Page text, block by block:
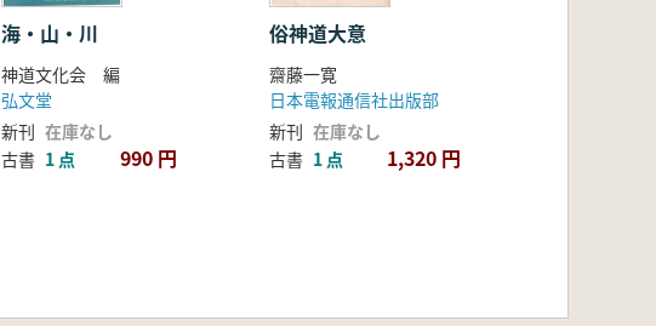
海・山・川
神道文化会 編
弘文堂
新刊 在庫なし
古書 1 点 990 円
俗神道大意
齋藤一寛
日本電報通信社出版部
新刊 在庫なし
古書 1 点 1,320 円